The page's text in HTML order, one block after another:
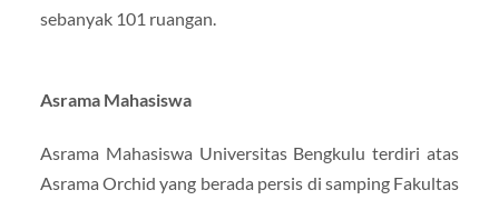
sebanyak 101 ruangan.
Asrama Mahasiswa
Asrama Mahasiswa Universitas Bengkulu terdiri atas
Asrama Orchid yang berada persis di samping Fakultas